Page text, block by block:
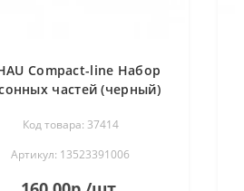
Compact-line Набор
частей (черный)
Код товара: 37414
Артикул: 13523391006